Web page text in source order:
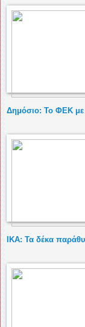
Δημόσιο: Το ΦΕΚ με
ΙΚΑ: Τα δέκα